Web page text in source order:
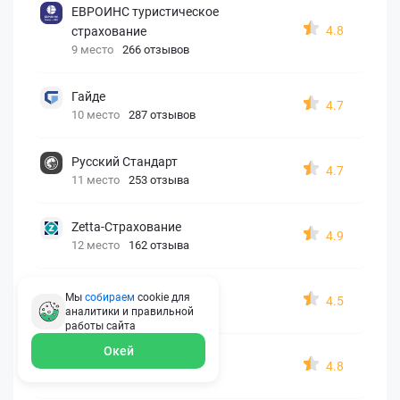
ЕВРОИНС туристическое
страхование
9 место 266 отзывов
4.8
Гайде
10 место 287 отзывов
4.7
Русский Стандарт
11 место 253 отзыва
4.7
Zetta-Страхование
12 место 162 отзыва
4.9
СберСтрахование
13 место 326 отзывов
4.5
Евроинс
4.8
Мы собираем cookie для
аналитики и правильной
работы сайта
Окей